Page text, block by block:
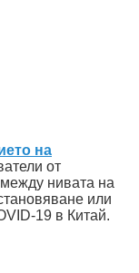
на
от
нивата на
или
19 в Китай.